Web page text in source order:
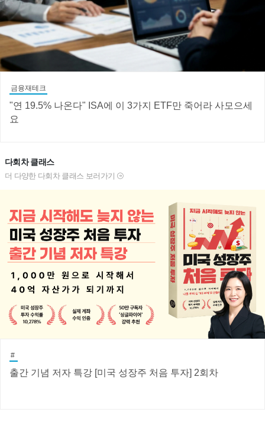
금융재테크
"연 19.5% 나온다" ISA에 이 3가지 ETF만 죽어라 사모으세
요
다회차 클래스
더 다양한 다회차 클래스 보러가기
#
출간 기념 저자 특강 [미국 성장주 처음 투자] 2회차